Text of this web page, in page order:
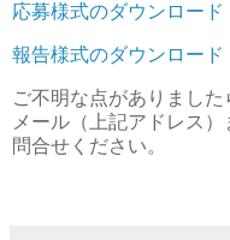
応募様式のダウンロード
報告様式のダウンロード
ご不明な点がありました
メール（上記アドレス
問合せください。